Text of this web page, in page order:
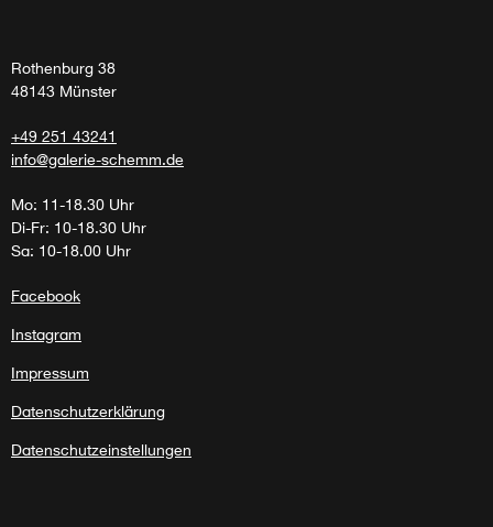
Rothenburg 38
48143 Münster
+49 251 43241
info@galerie-schemm.de
Mo: 11-18.30 Uhr
Di-Fr: 10-18.30 Uhr
Sa: 10-18.00 Uhr
Facebook
Instagram
Impressum
Datenschutzerklärung
Datenschutzeinstellungen